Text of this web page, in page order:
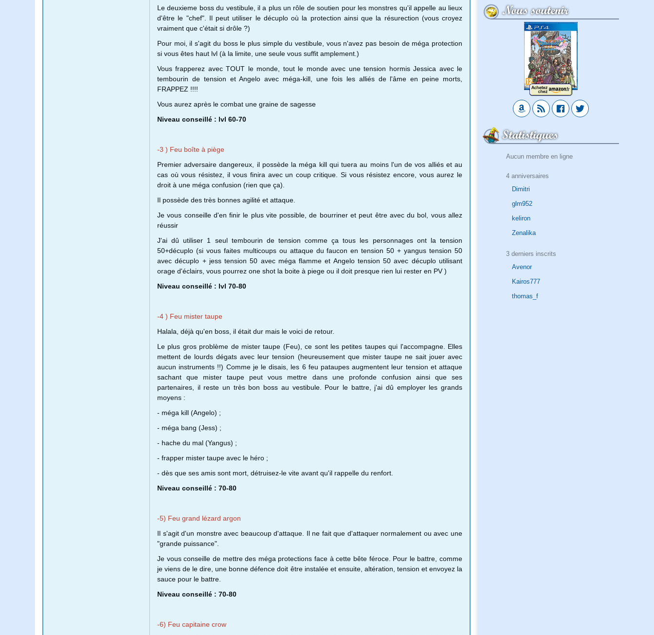
Nous soutenir
Statistiques
Aucun membre en ligne
4 anniversaires
Dimitri
glm952
keliron
Zenalika
3 derniers inscrits
Avenor
Kairos777
thomas_f
Le deuxieme boss du vestibule, il a plus un rôle de soutien pour les monstres qu'il appelle au lieux
d'être le "chef". Il peut utiliser le décuplo où la protection ainsi que la résurection (vous croyez
vraiment que c'était si drôle ?)
Pour moi, il s'agit du boss le plus simple du vestibule, vous n'avez pas besoin de méga protection
si vous êtes haut lvl (à la limite, une seule vous suffit amplement.)
Vous frapperez avec TOUT le monde, tout le monde avec une tension hormis Jessica avec le
tembourin de tension et Angelo avec méga-kill, une fois les alliés de l'âme en peine morts,
FRAPPEZ !!!!
Vous aurez après le combat une graine de sagesse
Niveau conseillé : lvl 60-70
-3 ) Feu boîte à piège
Premier adversaire dangereux, il possède la méga kill qui tuera au moins l'un de vos alliés et au
cas où vous résistez, il vous finira avec un coup critique. Si vous résistez encore, vous aurez le
droit à une méga confusion (rien que ça).
Il possède des très bonnes agilité et attaque.
Je vous conseille d'en finir le plus vite possible, de bourriner et peut être avec du bol, vous allez
réussir
J'ai dû utiliser 1 seul tembourin de tension comme ça tous les personnages ont la tension
50+décuplo (si vous faites multicoups ou attaque du faucon en tension 50 + yangus tension 50
avec décuplo + jess tension 50 avec méga flamme et Angelo tension 50 avec décuplo utilisant
orage d'éclairs, vous pourrez one shot la boite à piege ou il doit presque rien lui rester en PV )
Niveau conseillé : lvl 70-80
-4 ) Feu mister taupe
Halala, déjà qu'en boss, il était dur mais le voici de retour.
Le plus gros problème de mister taupe (Feu), ce sont les petites taupes qui l'accompagne. Elles
mettent de lourds dégats avec leur tension (heureusement que mister taupe ne sait jouer avec
aucun instruments !!) Comme je le disais, les 6 feu pataupes augmentent leur tension et attaque
sachant que mister taupe peut vous mettre dans une profonde confusion ainsi que ses
partenaires, il reste un très bon boss au vestibule. Pour le battre, j'ai dû employer les grands
moyens :
- méga kill (Angelo) ;
- méga bang (Jess) ;
- hache du mal (Yangus) ;
- frapper mister taupe avec le héro ;
- dès que ses amis sont mort, détruisez-le vite avant qu'il rappelle du renfort.
Niveau conseillé : 70-80
-5) Feu grand lézard argon
Il s'agit d'un monstre avec beaucoup d'attaque. Il ne fait que d'attaquer normalement ou avec une
"grande puissance".
Je vous conseille de mettre des méga protections face à cette bête féroce. Pour le battre, comme
je viens de le dire, une bonne défence doit être instalée et ensuite, altération, tension et envoyez la
sauce pour le battre.
Niveau conseillé : 70-80
-6) Feu capitaine crow